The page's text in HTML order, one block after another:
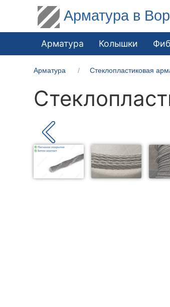
Арматура в
Арматура Колышки
Арматура Стеклопластиковая